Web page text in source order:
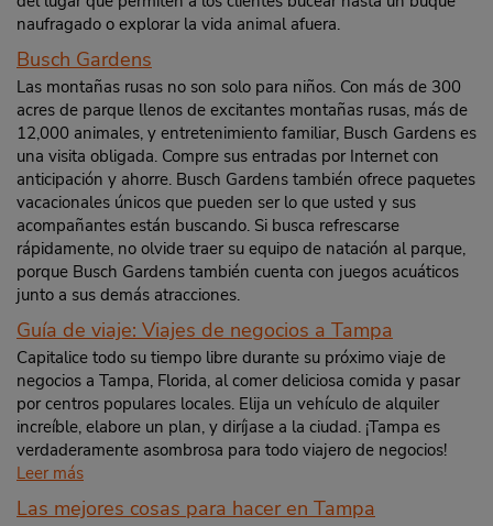
naufragado o explorar la vida animal afuera.
Busch Gardens
Las montañas rusas no son solo para niños. Con más de 300
acres de parque llenos de excitantes montañas rusas, más de
12,000 animales, y entretenimiento familiar, Busch Gardens es
una visita obligada. Compre sus entradas por Internet con
anticipación y ahorre. Busch Gardens también ofrece paquetes
vacacionales únicos que pueden ser lo que usted y sus
acompañantes están buscando. Si busca refrescarse
rápidamente, no olvide traer su equipo de natación al parque,
porque Busch Gardens también cuenta con juegos acuáticos
junto a sus demás atracciones.
Guía de viaje: Viajes de negocios a Tampa
Capitalice todo su tiempo libre durante su próximo viaje de
negocios a Tampa, Florida, al comer deliciosa comida y pasar
por centros populares locales. Elija un vehículo de alquiler
increíble, elabore un plan, y diríjase a la ciudad. ¡Tampa es
verdaderamente asombrosa para todo viajero de negocios!
Leer más
Las mejores cosas para hacer en Tampa